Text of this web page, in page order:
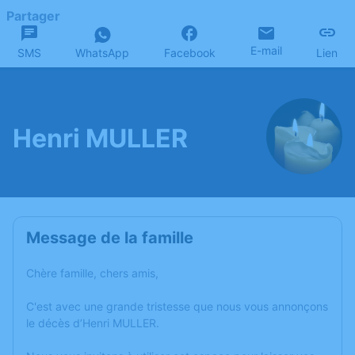
Partager
SMS WhatsApp Facebook E-mail Lien
Henri MULLER
Message de la famille
Chère famille, chers amis,
C'est avec une grande tristesse que nous vous annonçons
le décès d’Henri MULLER.